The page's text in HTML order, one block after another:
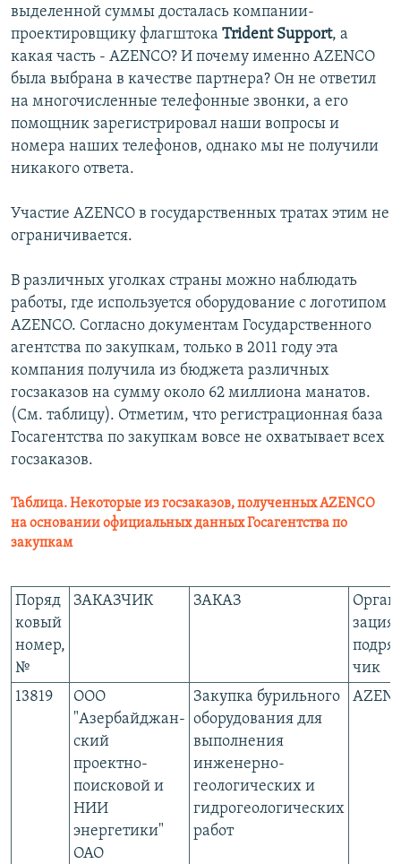
выделенной суммы досталась компании-
проектировщику флагштока Trident Support, а
какая часть - AZENCO? И почему именно AZENCO
была выбрана в качестве партнера? Он не ответил
на многочисленные телефонные звонки, а его
помощник зарегистрировал наши вопросы и
номера наших телефонов, однако мы не получили
никакого ответа.
Участие AZENCO в государственных тратах этим не
ограничивается.
В различных уголках страны можно наблюдать
работы, где используется оборудование с логотипом
AZENCO. Согласно документам Государственного
агентства по закупкам, только в 2011 году эта
компания получила из бюджета различных
госзаказов на сумму около 62 миллиона манатов.
(См. таблицу). Отметим, что регистрационная база
Госагентства по закупкам вовсе не охватывает всех
госзаказов.
Таблица. Некоторые из госзаказов, полученных AZENCO
на основании официальных данных Госагентства по
закупкам
Поряд
ковый
номер,
№
ЗАКАЗЧИК ЗАКАЗ
зация-
чик
13819
ООО
"Азербайджан-
ский
проектно-
поисковой и
НИИ
энергетики"
ОАО
Закупка бурильного
оборудования для
выполнения
инженерно-
геологических и
гидрогеологических
работ